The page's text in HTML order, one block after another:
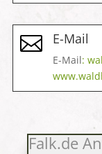
 E-Mail
E-Mail:
Falk.de